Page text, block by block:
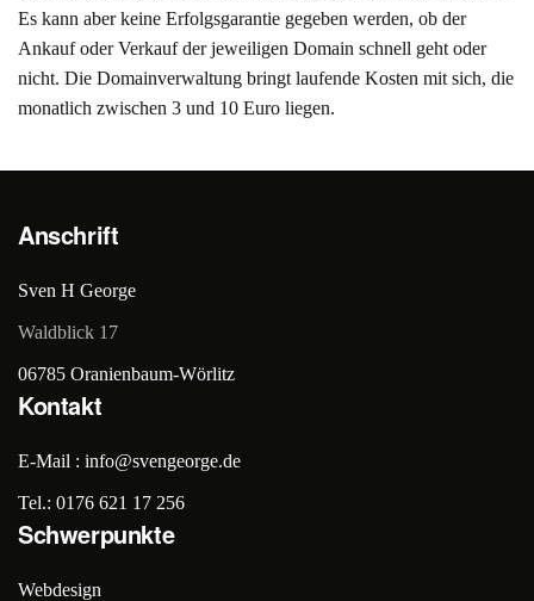
Es kann aber keine Erfolgsgarantie gegeben werden, ob der
Ankauf oder Verkauf der jeweiligen Domain schnell geht oder
nicht. Die Domainverwaltung bringt laufende Kosten mit sich, die
monatlich zwischen 3 und 10 Euro liegen.
Anschrift
Sven H George
Waldblick 17
06785 Oranienbaum-Wörlitz
Kontakt
E-Mail : info@svengeorge.de
Tel.: 0176 621 17 256
Schwerpunkte
Webdesign